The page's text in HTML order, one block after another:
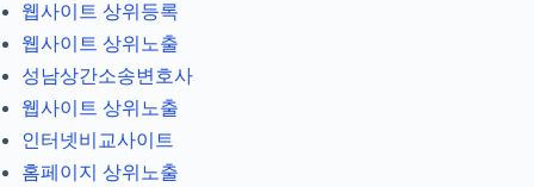
웹사이트 상위등록
웹사이트 상위노출
성남상간소송변호사
웹사이트 상위노출
인터넷비교사이트
홈페이지 상위노출